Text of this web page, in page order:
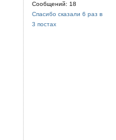
Сообщений: 18
Спасибо сказали 6 раз в
3 постах